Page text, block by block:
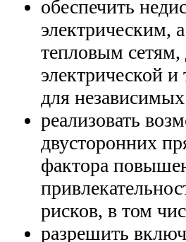
обеспечить
электрическим,
тепловым сетям,
электрической
для
реализовать
двусторонних
фактора
рисков, в том
разрешить